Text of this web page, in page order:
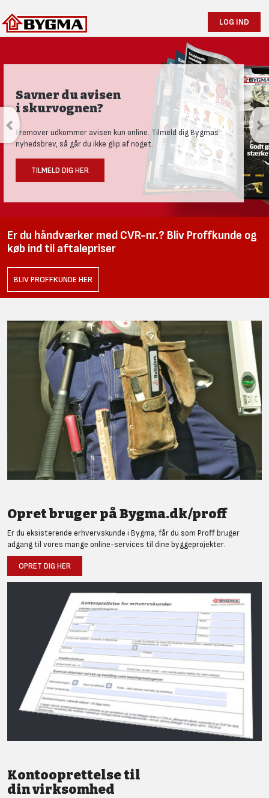
LOG IND
Savner du avisen
i skurvognen?
Fremover udkommer avisen kun online. Tilmeld dig Bygmas
nyhedsbrev, så går du ikke glip af noget.
TILMELD DIG HER
Er du håndværker med CVR-nr.? Bliv Proffkunde og
køb ind til aftalepriser
BLIV PROFFKUNDE HER
Opret bruger på Bygma.dk/proff
Er du eksisterende erhvervskunde i Bygma, får du som Proff bruger
adgang til vores mange online-services til dine byggeprojekter.
OPRET DIG HER
Kontooprettelse til
din virksomhed